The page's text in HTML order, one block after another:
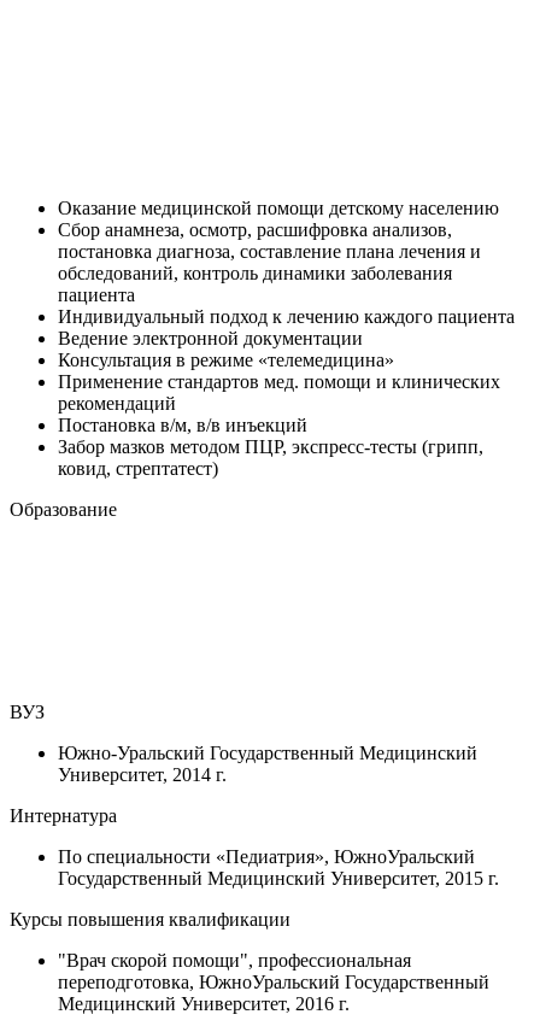
Оказание медицинской помощи детскому населению
Сбор анамнеза, осмотр, расшифровка анализов,
постановка диагноза, составление плана лечения и
обследований, контроль динамики заболевания
пациента
Индивидуальный подход к лечению каждого пациента
Ведение электронной документации
Консультация в режиме «телемедицина»
Применение стандартов мед. помощи и клинических
рекомендаций
Постановка в/м, в/в инъекций
Забор мазков методом ПЦР, экспресс-тесты (грипп,
ковид, стрептатест)
Образование
ВУЗ
Южно-Уральский Государственный Медицинский
Университет, 2014 г.
Интернатура
По специальности «Педиатрия», ЮжноУральский
Государственный Медицинский Университет, 2015 г.
Курсы повышения квалификации
"Врач скорой помощи", профессиональная
переподготовка, ЮжноУральский Государственный
Медицинский Университет, 2016 г.